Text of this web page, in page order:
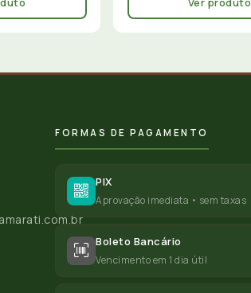
FORMAS DE PAGAMENTO
PIX
Aprovação imediata • sem taxas
Boleto Bancário
Vencimento em 1 dia útil